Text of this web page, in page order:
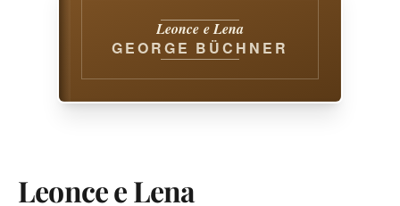
Leonce e Lena
GEORGE BÜCHNER
Leonce e Lena